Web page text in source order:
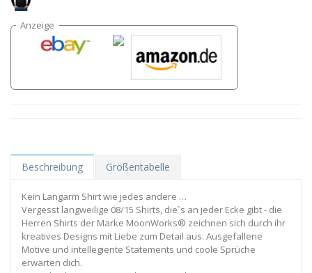
Beschreibung Größentabelle
Kein Langarm Shirt wie jedes andere …
Vergesst langweilige 08/15 Shirts, die`s an jeder Ecke gibt - die
Herren Shirts der Marke MoonWorks® zeichnen sich durch ihr
kreatives Designs mit Liebe zum Detail aus. Ausgefallene
Motive und intellegiente Statements und coole Sprüche
erwarten dich.